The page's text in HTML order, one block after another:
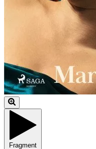
Fragment